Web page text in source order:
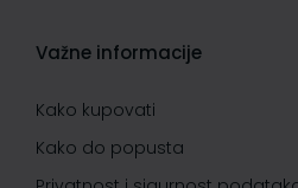
Važne informacije
Kako kupovati
Kako do popusta